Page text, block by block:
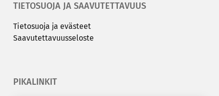
TIETOSUOJA JA SAAVUTETTAVUUS
Tie­to­suo­ja ja eväs­teet
Saa­vu­tet­ta­vuus­se­los­te
PIKALINKIT